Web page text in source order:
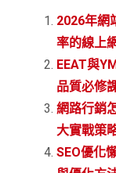
2026年網
率的線上
EEAT與
品質必修
網路行銷
大實戰策
SEO優化